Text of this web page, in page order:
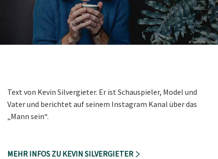
Text von Kevin Silvergieter. Er ist Schauspieler, Model und
Vater und berichtet auf seinem Instagram Kanal über das
„Mann sein“.
MEHR INFOS ZU KEVIN SILVERGIETER